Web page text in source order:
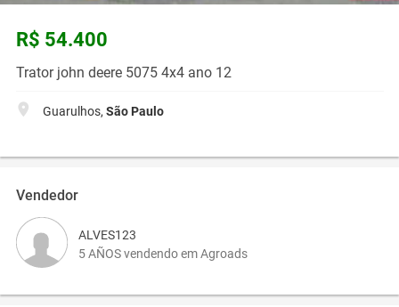
R$ 54.400
Trator john deere 5075 4x4 ano 12
Guarulhos, São Paulo
Vendedor
ALVES123
5 AÑOS vendendo em Agroads